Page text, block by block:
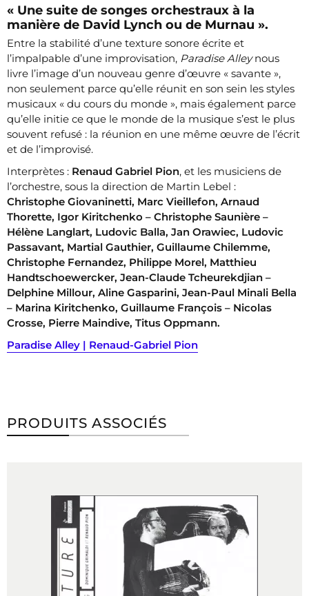
« Une suite de songes orchestraux à la
manière de David Lynch ou de Murnau ».
Entre la stabilité d’une texture sonore écrite et
l’impalpable d’une improvisation, Paradise Alleynous
livre l’image d’un nouveau genre d’œuvre « savante »,
non seulement parce qu’elle réunit en son sein les styles
musicaux « du cours du monde », mais également parce
qu’elle initie ce que le monde de la musique s’est le plus
souvent refusé : la réunion en une même œuvre de l’écrit
et de l’improvisé.
Interprètes : Renaud Gabriel Pion, et les musiciens de
l’orchestre, sous la direction de Martin Lebel :
Christophe Giovaninetti, Marc Vieillefon, Arnaud
Thorette, Igor Kiritchenko – Christophe Saunière –
Hélène Langlart, Ludovic Balla, Jan Orawiec, Ludovic
Passavant, Martial Gauthier, Guillaume Chilemme,
Christophe Fernandez, Philippe Morel, Matthieu
Handtschoewercker, Jean-Claude Tcheurekdjian –
Delphine Millour, Aline Gasparini, Jean-Paul Minali Bella
– Marina Kiritchenko, Guillaume François – Nicolas
Crosse, Pierre Maindive, Titus Oppmann.
Paradise Alley | Renaud-Gabriel Pion
PRODUITS ASSOCIÉS